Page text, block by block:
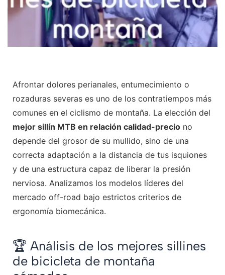
Afrontar dolores perianales, entumecimiento o
rozaduras severas es uno de los contratiempos más
comunes en el ciclismo de montaña. La elección del
mejor sillín MTB en relación calidad-precio no
depende del grosor de su mullido, sino de una
correcta adaptación a la distancia de tus isquiones
y de una estructura capaz de liberar la presión
nerviosa. Analizamos los modelos líderes del
mercado off-road bajo estrictos criterios de
ergonomía biomecánica.
🏆 Análisis de los mejores sillines
de bicicleta de montaña